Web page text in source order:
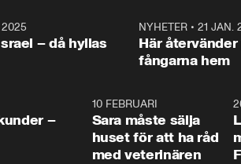
2025
– då hyllas
NYHETER •21 JAN.
Här
fångarna hem
–
10 FEBRUARI
Sara måste sälja
huset för att ha råd
med veterinären